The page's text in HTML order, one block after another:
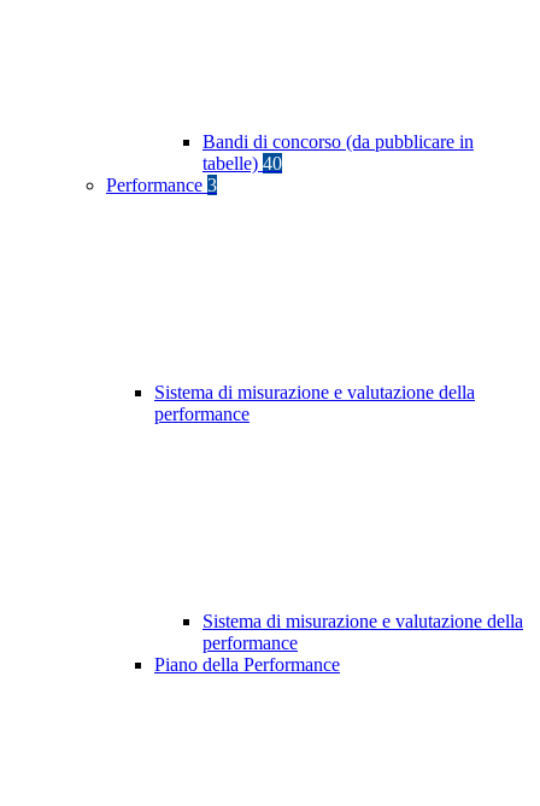
Bandi di concorso (da pubblicare in
tabelle) 40
Performance 3
Sistema di misurazione e valutazione della
performance
Sistema di misurazione e valutazione della
performance
Piano della Performance